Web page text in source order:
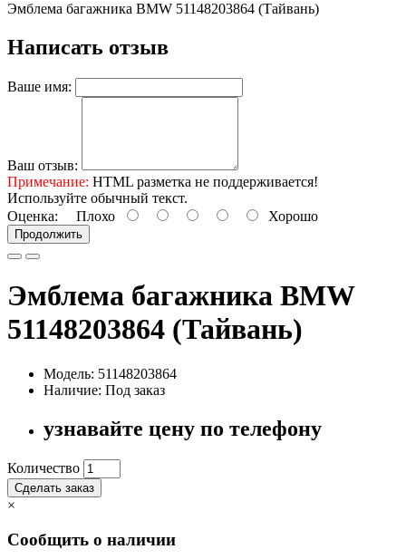
Эмблема багажника BMW 51148203864 (Тайвань)
Написать отзыв
Ваше имя:
Ваш отзыв:
Примечание: HTML разметка не поддерживается!
Используйте обычный текст.
Оценка: Плохо Хорошо
Продолжить
Эмблема багажника BMW
51148203864 (Тайвань)
Модель: 51148203864
Наличие: Под заказ
узнавайте цену по телефону
Количество
Сделать заказ
×
Сообщить о наличии